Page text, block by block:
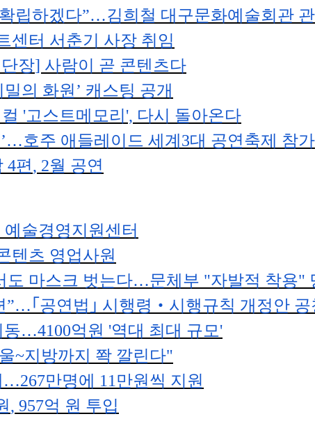
립하겠다”…김희철 대구문화예술회관
센터 서춘기 사장 취임
장] 사람이 곧 콘텐츠다
밀의 화원 ’ 캐스팅 공개
'고스트메모리 ', 다시 돌아온다
’…호주 애들레이드 세계 3대 공연축제 참가
4편, 2월 공연
술경영지원센터
텐츠 영업사원
도 마스크 벗는다…문체부 "자발적 착용"
”…｢ 공연법 ｣ 시행령 ‧ 시행규칙 개정안 공
동…4100억원 '역대 최대 규모'
~지방까지 쫙 깔린다"
…267만명에 11 만원씩 지원
, 957억 원 투입